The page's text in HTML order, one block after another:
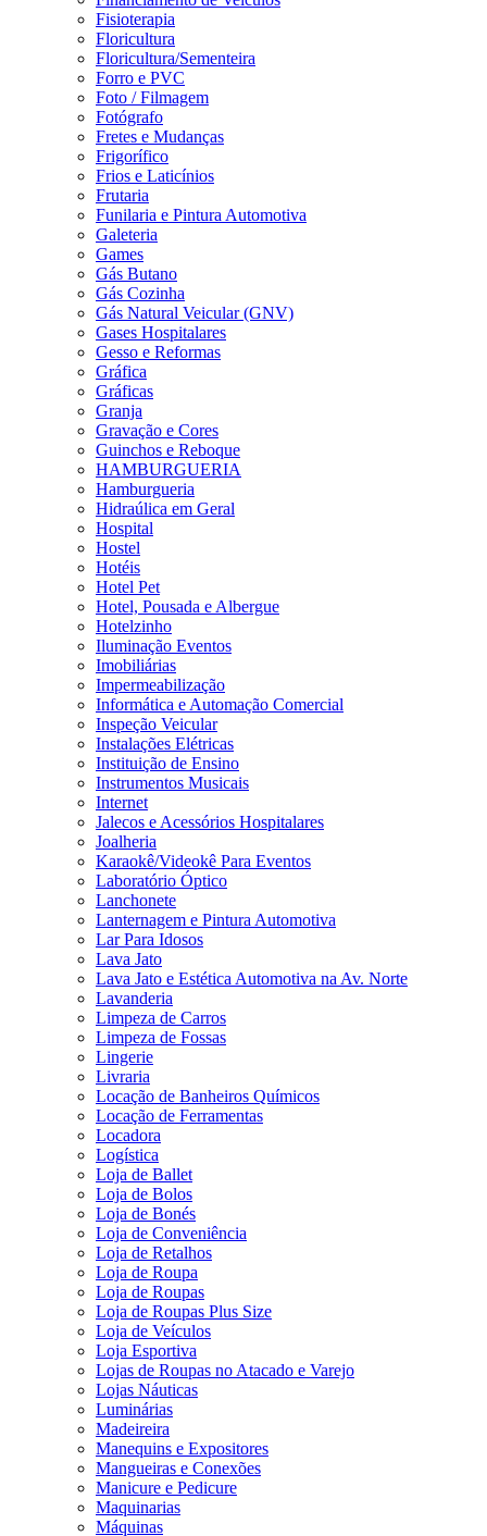
Fisioterapia
Floricultura
Floricultura/Sementeira
Forro e PVC
Foto / Filmagem
Fotógrafo
Fretes e Mudanças
Frigorífico
Frios e Laticínios
Frutaria
Funilaria e Pintura Automotiva
Galeteria
Games
Gás Butano
Gás Cozinha
Gás Natural Veicular (GNV)
Gases Hospitalares
Gesso e Reformas
Gráfica
Gráficas
Granja
Gravação e Cores
Guinchos e Reboque
HAMBURGUERIA
Hamburgueria
Hidraúlica em Geral
Hospital
Hostel
Hotéis
Hotel Pet
Hotel, Pousada e Albergue
Hotelzinho
Iluminação Eventos
Imobiliárias
Impermeabilização
Informática e Automação Comercial
Inspeção Veicular
Instalações Elétricas
Instituição de Ensino
Instrumentos Musicais
Internet
Jalecos e Acessórios Hospitalares
Joalheria
Karaokê/Videokê Para Eventos
Laboratório Óptico
Lanchonete
Lanternagem e Pintura Automotiva
Lar Para Idosos
Lava Jato
Lava Jato e Estética Automotiva na Av. Norte
Lavanderia
Limpeza de Carros
Limpeza de Fossas
Lingerie
Livraria
Locação de Banheiros Químicos
Locação de Ferramentas
Locadora
Logística
Loja de Ballet
Loja de Bolos
Loja de Bonés
Loja de Conveniência
Loja de Retalhos
Loja de Roupa
Loja de Roupas
Loja de Roupas Plus Size
Loja de Veículos
Loja Esportiva
Lojas de Roupas no Atacado e Varejo
Lojas Náuticas
Luminárias
Madeireira
Manequins e Expositores
Mangueiras e Conexões
Manicure e Pedicure
Maquinarias
Máquinas